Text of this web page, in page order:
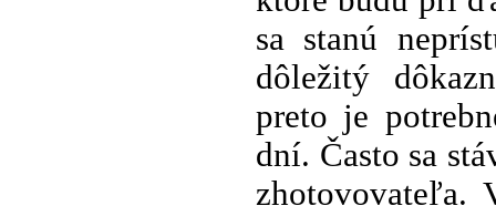
sa stanú
dôležitý
preto je
dní. Často sa
zhotovovateľa.